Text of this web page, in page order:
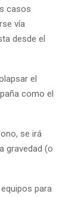
casos
vía
desde el
el
como el
se irá
gravedad (o
para